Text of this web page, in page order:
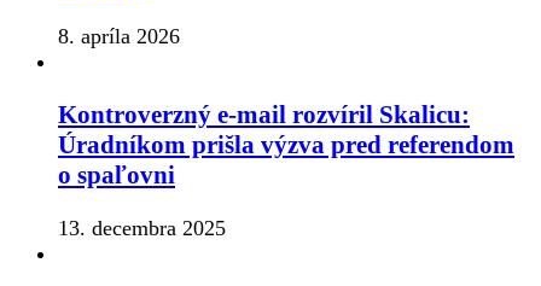
8. apríla 2026
Kontroverzný e-mail rozvíril Skalicu:
Úradníkom prišla výzva pred referendom
o spaľovni
13. decembra 2025